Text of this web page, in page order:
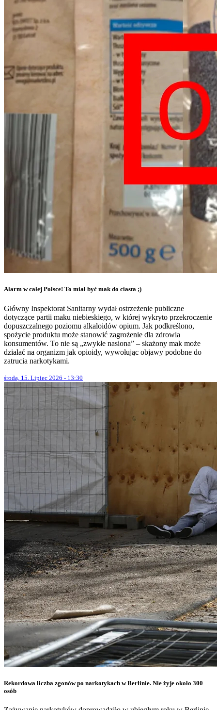
Alarm w całej Polsce! To miał być mak do ciasta ;)
Główny Inspektorat Sanitarny wydał ostrzeżenie publiczne
dotyczące partii maku niebieskiego, w której wykryto przekroczenie
dopuszczalnego poziomu alkaloidów opium. Jak podkreślono,
spożycie produktu może stanowić zagrożenie dla zdrowia
konsumentów. To nie są „zwykłe nasiona” – skażony mak może
działać na organizm jak opioidy, wywołując objawy podobne do
zatrucia narkotykami.
środa, 15. Lipiec 2026 - 13:30
Rekordowa liczba zgonów po narkotykach w Berlinie. Nie żyje około 300
osób